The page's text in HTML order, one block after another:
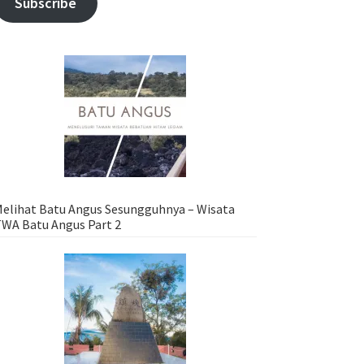
Batu Angus Sesungguhnya – Wisata
Batu Angus Part 2